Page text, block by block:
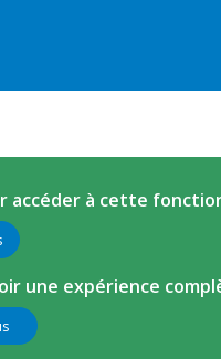
accéder à cette
une expérience